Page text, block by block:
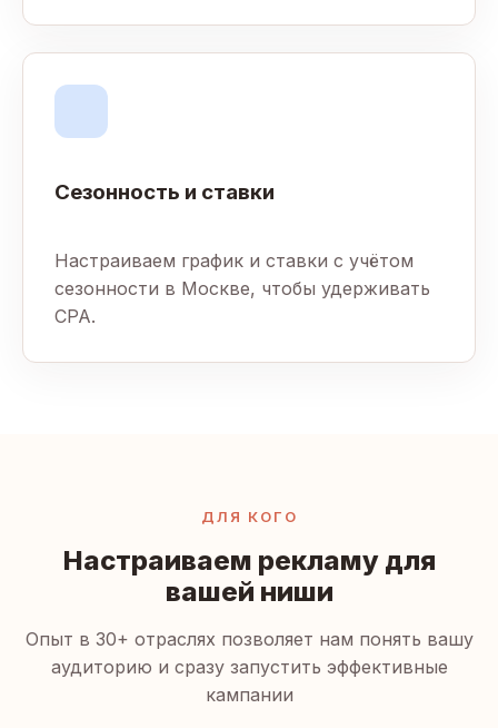
Сезонность и ставки
Настраиваем график и ставки с учётом
сезонности в Москве, чтобы удерживать
CPA.
ДЛЯ КОГО
Настраиваем рекламу для
вашей ниши
Опыт в 30+ отраслях позволяет нам понять вашу
аудиторию и сразу запустить эффективные
кампании